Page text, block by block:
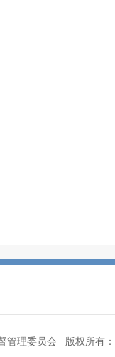
管理委员会 版权所有